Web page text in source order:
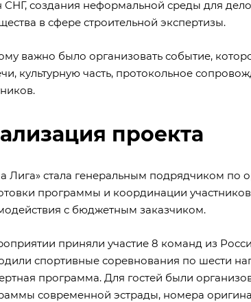
СНГ, создания неформальной среды для
в сфере строительной экспертизы.
важно было организовать событие,
культурную часть, протокольное
проекта
Лига» стала генеральным подрядчиком по
программы и координации
с бюджетным заказчиком.
приняли участие 8 команд из
спортивные соревнования по шести
программа. Для гостей были
современной эстрады, номера